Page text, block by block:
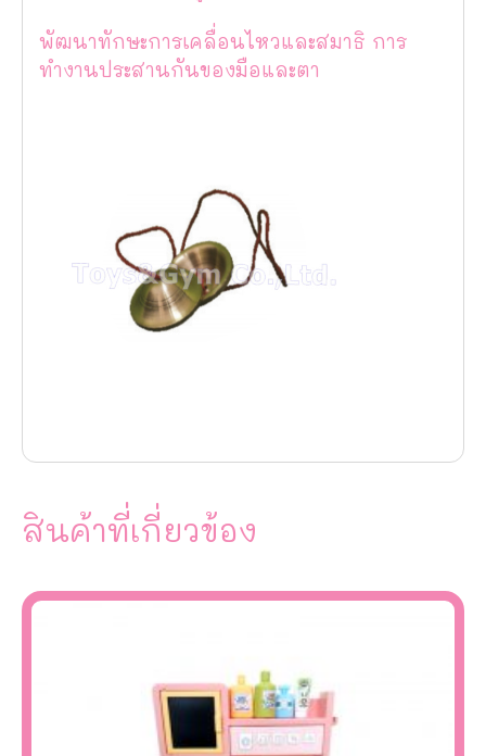
พัฒนาทักษะการเคลื่อนไหวและสมาธิ การ
ทำงานประสานกันของมือและตา
สินค้าที่เกี่ยวข้อง